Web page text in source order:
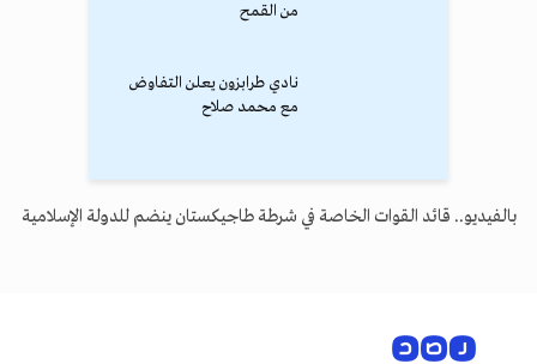
من القمح
نادي طرابزون يعلن التفاوض
مع محمد صلاح
بالفيديو.. قائد القوات الخاصة في شرطة طاجيكستان ينضم للدولة الإسلامية